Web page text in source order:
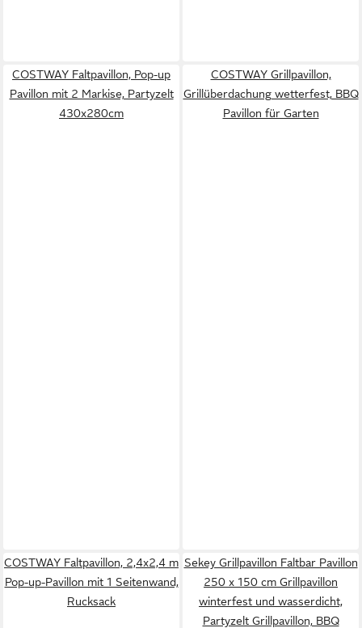
COSTWAY Faltpavillon, Pop-up
Pavillon mit 2 Markise, Partyzelt
430x280cm
COSTWAY Grillpavillon,
Grillüberdachung wetterfest, BBQ
Pavillon für Garten
COSTWAY Faltpavillon, 2,4x2,4 m
Pop-up-Pavillon mit 1 Seitenwand,
Rucksack
Sekey Grillpavillon Faltbar Pavillon
250 x 150 cm Grillpavillon
winterfest und wasserdicht,
Partyzelt Grillpavillon, BBQ